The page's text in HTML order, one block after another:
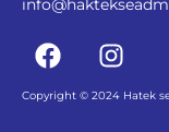
Copyright © 2024 Hatek